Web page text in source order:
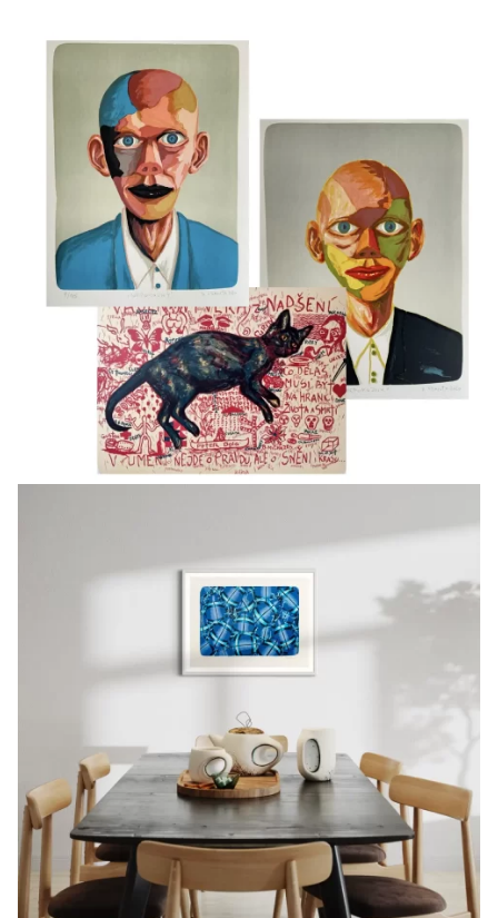
UFFO galerie, Co nám zbývá…, Trutnov
Národní muzeum – České muzeum hudby, Beatles na
plátně, Praha
Galerie 21. století, Jiná láska, Praha
Galerie Nová síň, B. B. (K)NOW, Praha
Michal’s Colections Gallery, Nešikovný cenzor B. B., Praha
2009
Městská galerie, Příběhy / Stories, Hradec nad Moravicí
Galerie Havelka, P-ZOO, Praha
Galerie Indigo/Gambit, Linkin Park, Praha
Městské divadlo v Kolíně, Entomolog, Kolín
Galerie Peron, Grand Slam, Praha
2007
Galerie Havelka, Zahrady, Praha
Galerie U zlaté štiky, SOAD, Kolín
Galerie Brno, Vaškova proměna, Brno
Galerie Erasmus, Zrada, Mělník
Galerie DOOKA, PRAGUEABNORMALE2005, Praha
Vision Centre, Podivný svět brouků…, EUSA, Cork, Irsko
2004
Galerie Měsíc ve dne, SUPERMARKET, České Budějovice
Palác Alfa – „U Stýblů“, Nový druh, Václavské náměstí,
Praha
Alšova Jihočeská gal., Wortnerův dům, Brouk v ruce, Č.
Budějovice